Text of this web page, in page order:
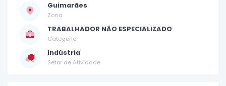
Guimarães
Zona
TRABALHADOR NÃO ESPECIALIZADO
Categoria
Indústria
Setor de Atividade